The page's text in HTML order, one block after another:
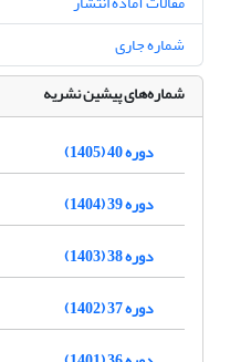
شماره جاری
شماره‌های پیشین نشریه
دوره 40 (1405)
دوره 39 (1404)
دوره 38 (1403)
دوره 37 (1402)